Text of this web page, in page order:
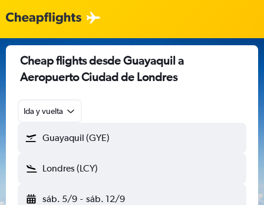
Cheap flights desde Guayaquil a
Aeropuerto Ciudad de Londres
Ida y vuelta
Guayaquil (GYE)
Londres (LCY)
sáb. 5/9 - sáb. 12/9